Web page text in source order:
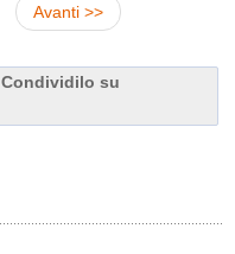
Avanti >>
su